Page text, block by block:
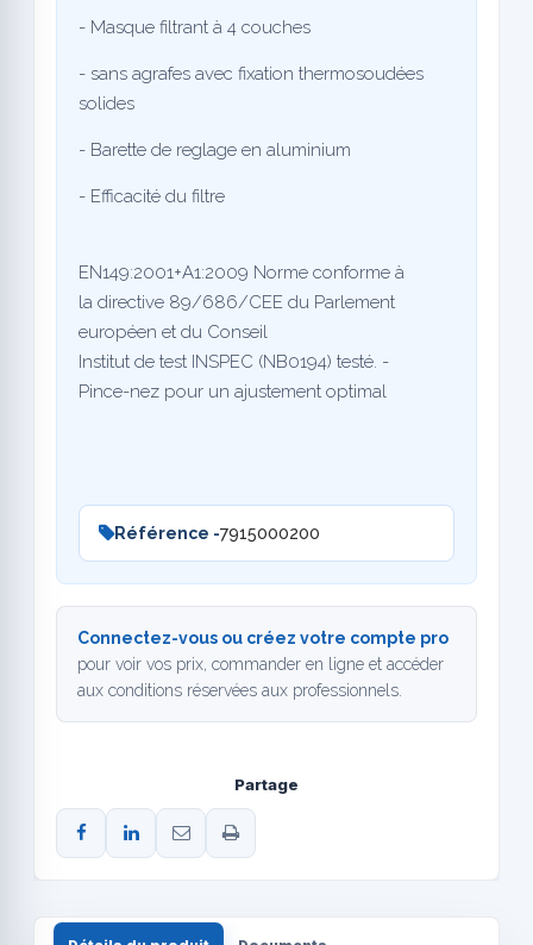
- Masque filtrant à 4 couches
- sans agrafes avec fixation thermosoudées
solides
- Barette de reglage en aluminium
- Efficacité du filtre
EN149:2001+A1:2009 Norme conforme à
la directive 89/686/CEE du Parlement
européen et du Conseil
Institut de test INSPEC (NB0194) testé. -
Pince-nez pour un ajustement optimal
Référence -7915000200
Connectez-vous ou créez votre compte pro
pour voir vos prix, commander en ligne et accéder
aux conditions réservées aux professionnels.
Partage